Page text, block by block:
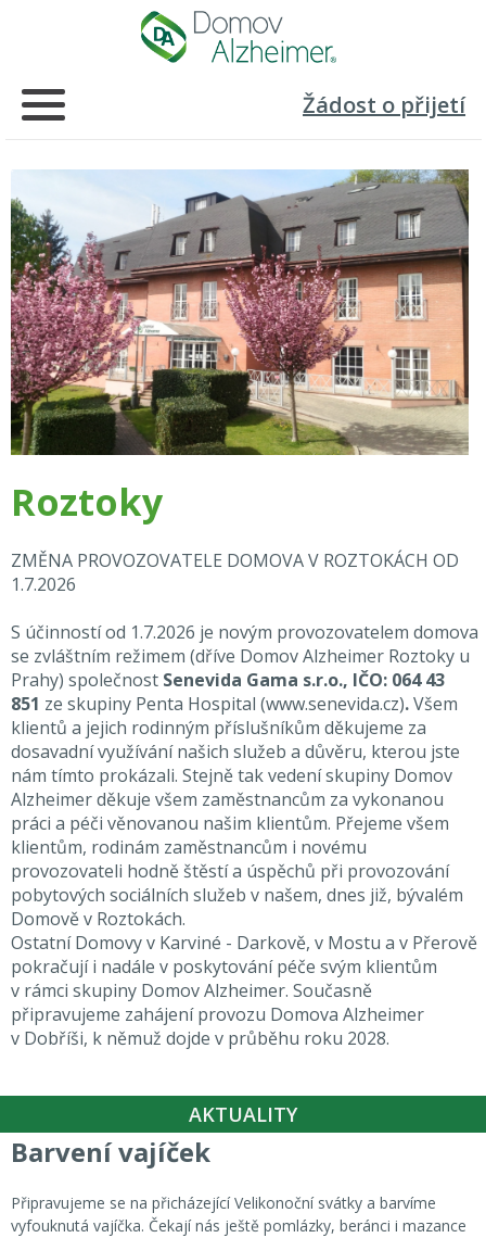
Žádost o přijetí
Roztoky
ZMĚNA PROVOZOVATELE DOMOVA V ROZTOKÁCH OD
1.7.2026
S účinností od 1.7.2026 je novým provozovatelem domova
se zvláštním režimem (dříve Domov Alzheimer Roztoky u
Prahy) společnost Senevida Gama s.r.o., IČO: 064 43
851 ze skupiny Penta Hospital (www.senevida.cz).Všem
klientů a jejich rodinným příslušníkům děkujeme za
dosavadní využívání našich služeb a důvěru, kterou jste
nám tímto prokázali. Stejně tak vedení skupiny Domov
Alzheimer děkuje všem zaměstnancům za vykonanou
práci a péči věnovanou našim klientům. Přejeme všem
klientům, rodinám zaměstnancům i novému
provozovateli hodně štěstí a úspěchů při provozování
pobytových sociálních služeb v našem, dnes již, bývalém
Domově v Roztokách.
Ostatní Domovy v Karviné - Darkově, v Mostu a v Přerově
pokračují i nadále v poskytování péče svým klientům
v rámci skupiny Domov Alzheimer. Současně
připravujeme zahájení provozu Domova Alzheimer
v Dobříši, k němuž dojde v průběhu roku 2028.
AKTUALITY
Barvení vajíček
Připravujeme se na přicházející Velikonoční svátky a barvíme
vyfouknutá vajíčka. Čekají nás ještě pomlázky, beránci i mazance